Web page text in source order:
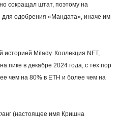
сокращал штат, поэтому на
для одобрения «Мандата», иначе им
историей Milady. Коллекция NFT,
пике в декабре 2024 года, с тех пор
чем на 80% в ETH и более чем на
(настоящее имя Кришна